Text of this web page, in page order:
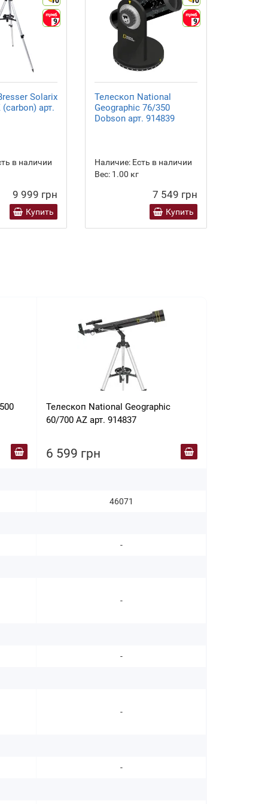
9
Solarix
арт.
в наличии
9 999 грн
Купить
9
Телескоп National
Geographic 76/350
Dobson арт. 914839
Наличие: Есть в наличии
Вес: 1.00 кг
7 549 грн
Купить
Телескоп National Geographic
60/700 AZ арт. 914837
6 599 грн
46071
-
-
-
-
-